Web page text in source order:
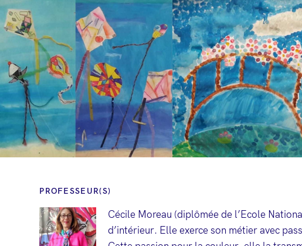
PROFESSEUR(S)
Cécile Moreau (diplômée de l’Ecole
d’intérieur. Elle exerce son métier avec